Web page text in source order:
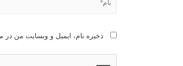
ذخیره نام، ایمیل و وبسایت من در